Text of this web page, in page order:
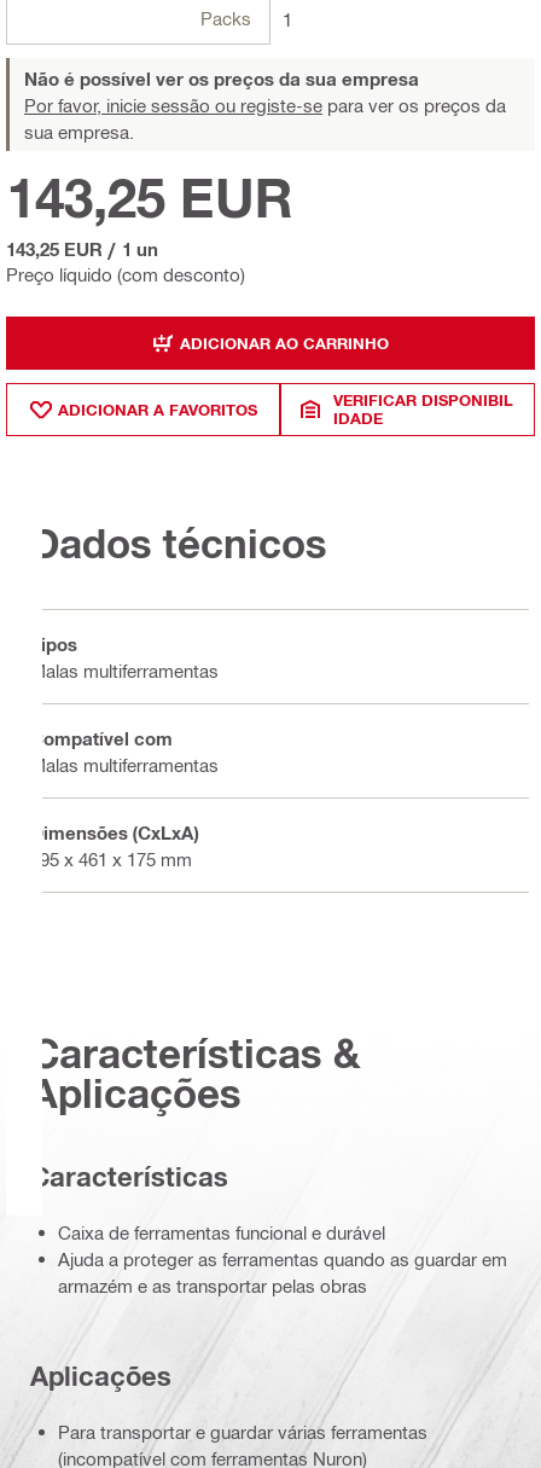
Packs 1
Não é possível ver os preços da sua empresa
Por favor, inicie sessão ou registe-se para ver os preços da
sua empresa.
Preço líquido (com desconto)
143,25 EUR
143,25 EUR / 1 un
ADICIONAR AO CARRINHO
ADICIONAR A FAVORITOS
VERIFICAR DISPONIBIL
IDADE
Dados técnicos
Tipos
Malas multiferramentas
Compatível com
Malas multiferramentas
Dimensões (CxLxA)
595 x 461 x 175 mm
Características &
Aplicações
Características
Caixa de ferramentas funcional e durável
Ajuda a proteger as ferramentas quando as guardar em
armazém e as transportar pelas obras
Aplicações
Para transportar e guardar várias ferramentas
(incompatível com ferramentas Nuron)